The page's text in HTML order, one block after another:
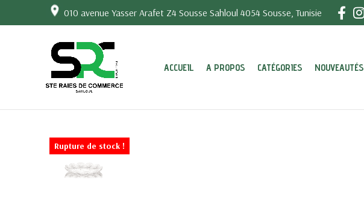
010 avenue Yasser Arafet Z4 Sousse Sahloul 4054 Sousse, Tunisie
ACCUEIL A PROPOS CATÉGORIES NOUVEAUTÉS
Rupture de stock !